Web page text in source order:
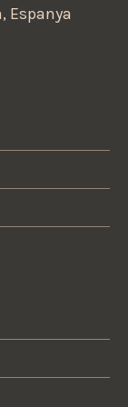
Espanya